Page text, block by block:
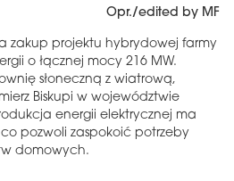
Opr./edited by MF
zakup projektu hybrydowej farmy
o łącznej mocy 216 MW.
słoneczną z wiatrową,
Biskupi w województwie
energii elektrycznej ma
co pozwoli zaspokoić potrzeby
domowych.